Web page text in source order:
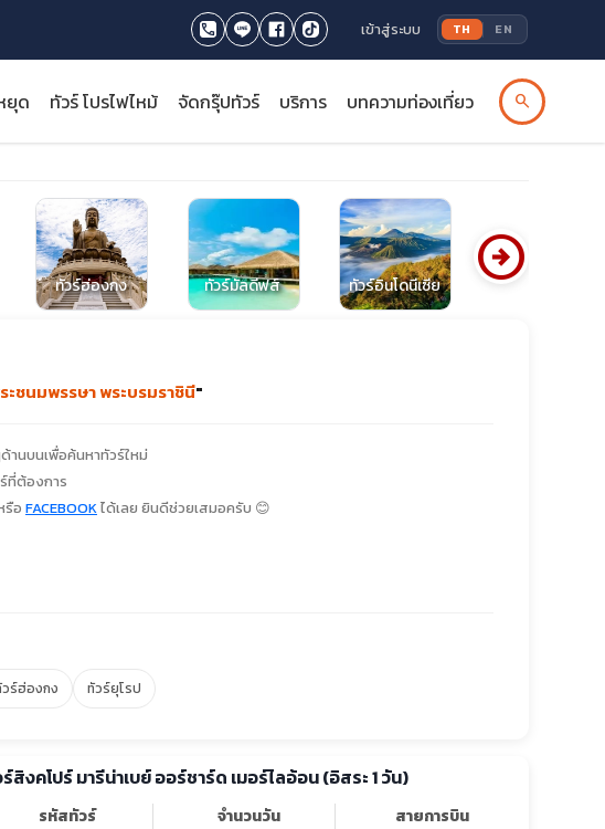
เข้าสู่ระบบ TH EN
ยุด ทัวร์ โปรไฟไหม้ จัดกรุ๊ปทัวร์ บริการ บทความท่องเที่ยว search
ทัวร์ฮ่องกง ทัวร์มัลดีฟส์ ทัวร์อินโดนีเซีย arrow_circle_right
ะชนมพรรษา พระบรมราชินี"
านบนเพื่อค้นหาทัวร์ใหม่
ที่ต้องการ
รือ FACEBOOKได้เลย ยินดีช่วยเสมอครับ 😊
ร์ฮ่องกง ทัวร์ยุโรป
สิงคโปร์ มารีน่าเบย์ ออร์ชาร์ด เมอร์ไลอ้อน (อิสระ 1 วัน)
รหัสทัวร์
จำนวนวัน
สายการบิน